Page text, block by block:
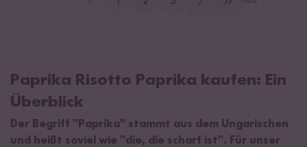
Paprika Risotto Paprika kaufen: Ein
Überblick
Der Begriff "Paprika" stammt aus dem Ungarischen
und heißt soviel wie "die, die scharf ist". Für unser